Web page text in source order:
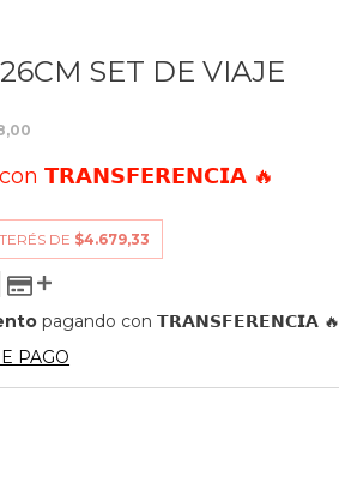
SET DE VIAJE
con 𝗧𝗥𝗔𝗡𝗦𝗙𝗘𝗥𝗘𝗡𝗖𝗜𝗔 🔥
DE $4.679,33
pagando con 𝗧𝗥𝗔𝗡𝗦𝗙𝗘𝗥𝗘𝗡𝗖𝗜𝗔 🔥
PAGO